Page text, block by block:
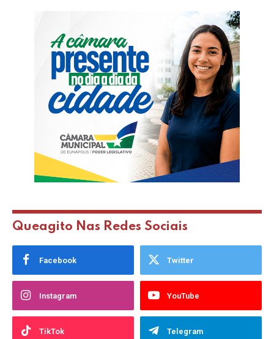
Queagito Nas Redes Sociais
Facebook Twitter
Instagram YouTube
TikTok Telegram